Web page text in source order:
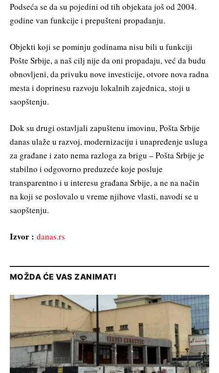
Podseća se da su pojedini od tih objekata još od 2004.
godine van funkcije i prepušteni propadanju.
Objekti koji se pominju godinama nisu bili u funkciji
Pošte Srbije, a naš cilj nije da oni propadaju, već da budu
obnovljeni, da privuku nove investicije, otvore nova radna
mesta i doprinesu razvoju lokalnih zajednica, stoji u
saopštenju.
Dok su drugi ostavljali zapuštenu imovinu, Pošta Srbije
danas ulaže u razvoj, modernizaciju i unapređenje usluga
za građane i zato nema razloga za brigu – Pošta Srbije je
stabilno i odgovorno preduzeće koje posluje
transparentno i u interesu građana Srbije, a ne na način
na koji se poslovalo u vreme njihove vlasti, navodi se u
saopštenju.
Izvor : danas.rs
MOŽDA ĆE VAS ZANIMATI